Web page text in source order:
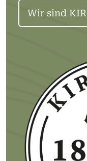
Wir sind